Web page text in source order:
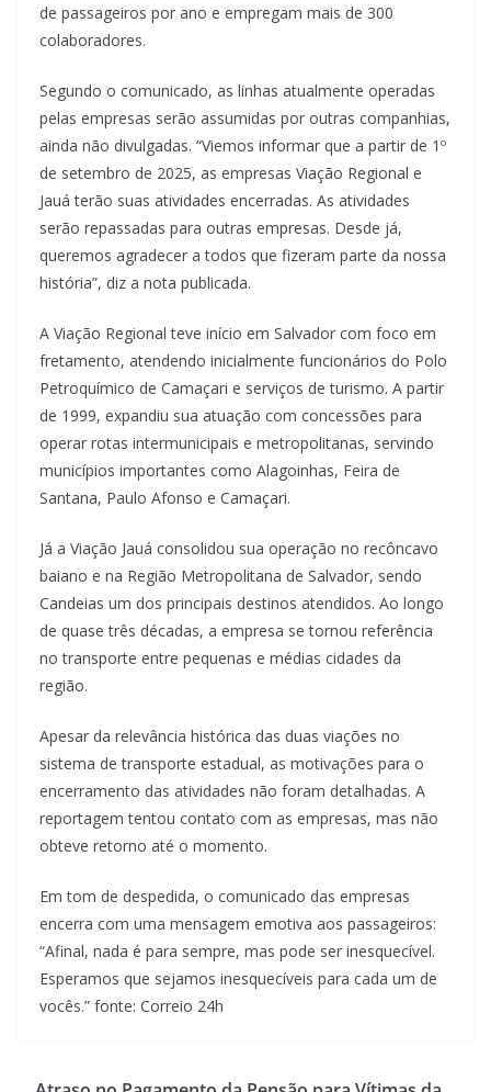
de passageiros por ano e empregam mais de 300
colaboradores.
Segundo o comunicado, as linhas atualmente operadas
pelas empresas serão assumidas por outras companhias,
ainda não divulgadas. “Viemos informar que a partir de 1º
de setembro de 2025, as empresas Viação Regional e
Jauá terão suas atividades encerradas. As atividades
serão repassadas para outras empresas. Desde já,
queremos agradecer a todos que fizeram parte da nossa
história”, diz a nota publicada.
A Viação Regional teve início em Salvador com foco em
fretamento, atendendo inicialmente funcionários do Polo
Petroquímico de Camaçari e serviços de turismo. A partir
de 1999, expandiu sua atuação com concessões para
operar rotas intermunicipais e metropolitanas, servindo
municípios importantes como Alagoinhas, Feira de
Santana, Paulo Afonso e Camaçari.
Já a Viação Jauá consolidou sua operação no recôncavo
baiano e na Região Metropolitana de Salvador, sendo
Candeias um dos principais destinos atendidos. Ao longo
de quase três décadas, a empresa se tornou referência
no transporte entre pequenas e médias cidades da
região.
Apesar da relevância histórica das duas viações no
sistema de transporte estadual, as motivações para o
encerramento das atividades não foram detalhadas. A
reportagem tentou contato com as empresas, mas não
obteve retorno até o momento.
Em tom de despedida, o comunicado das empresas
encerra com uma mensagem emotiva aos passageiros:
“Afinal, nada é para sempre, mas pode ser inesquecível.
Esperamos que sejamos inesquecíveis para cada um de
vocês.” fonte: Correio 24h